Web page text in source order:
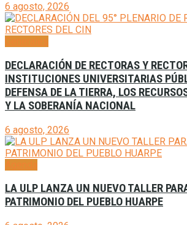
6 agosto, 2026
DECLARACIÓN DE RECTORAS Y
INSTITUCIONES UNIVERSITARIAS
DEFENSA DE LA TIERRA, LOS
Y LA SOBERANÍA NACIONAL
6 agosto, 2026
LA ULP LANZA UN NUEVO TALLER
PATRIMONIO DEL PUEBLO HUARPE